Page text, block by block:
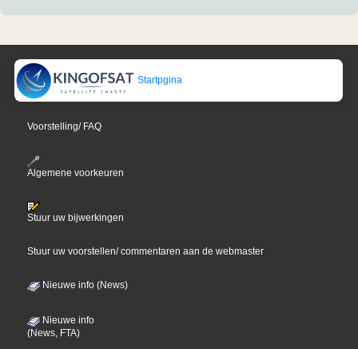
Startpgina
Voorstelling/ FAQ
Algemene voorkeuren
Stuur uw bijwerkingen
Stuur uw voorstellen/ commentaren aan de webmaster
Nieuwe info (News)
Nieuwe info
(News, FTA)